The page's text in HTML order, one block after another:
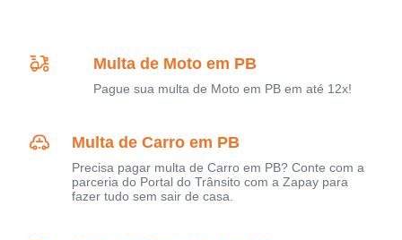
Multa de Moto em PB
Pague sua multa de Moto em PB em até 12x!
Multa de Carro em PB
Precisa pagar multa de Carro em PB? Conte com a
parceria do Portal do Trânsito com a Zapay para
fazer tudo sem sair de casa.